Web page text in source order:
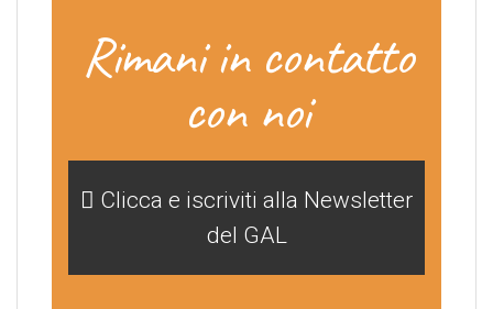
Rimani in contatto
con noi
Clicca e iscriviti alla Newsletter
del GAL